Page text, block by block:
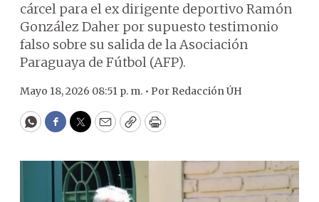
cárcel para el ex dirigente deportivo Ramón
González Daher por supuesto testimonio
falso sobre su salida de la Asociación
Paraguaya de Fútbol (AFP).
Mayo 18, 2026 08:51 p. m. • Por Redacción ÚH
WhatsApp
Facebook
Twitter
EmailCopyPrint